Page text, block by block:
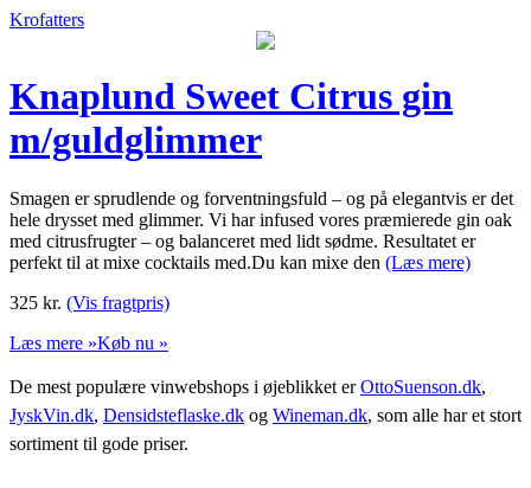
Krofatters
Knaplund Sweet Citrus gin
m/guldglimmer
Smagen er sprudlende og forventningsfuld – og på elegantvis er det
hele drysset med glimmer. Vi har infused vores præmierede gin oak
med citrusfrugter – og balanceret med lidt sødme. Resultatet er
perfekt til at mixe cocktails med.Du kan mixe den (Læs mere)
325 kr. (Vis fragtpris)
Læs mere »Køb nu »
De mest populære vinwebshops i øjeblikket erOttoSuenson.dk,
JyskVin.dk, Densidsteflaske.dk og Wineman.dk, som alle har et stort
sortiment til gode priser.